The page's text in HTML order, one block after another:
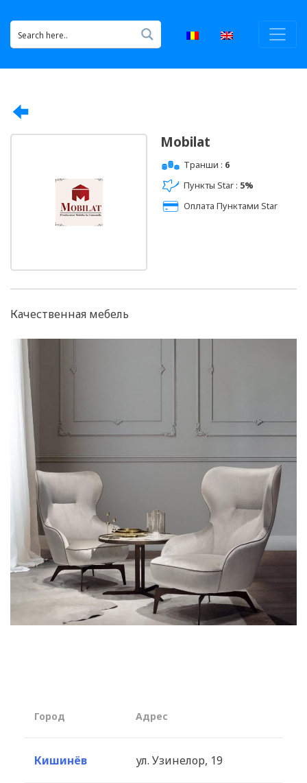
Mobilat
Транши : 6
Пункты Star : 5%
Оплата Пунктами Star
Качественная мебель
Город Aдрес
Кишинёв ул. Узинелор, 19